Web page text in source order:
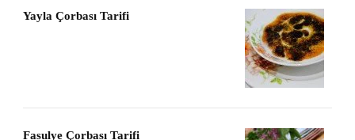
Yayla Çorbası Tarifi
Fasulye Çorbası Tarifi